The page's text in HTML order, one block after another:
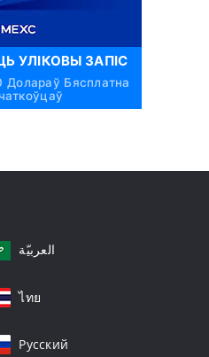
УЛІКОВЫ ЗАПІС
Бясплатна
العربيّة
ไทย
Русский